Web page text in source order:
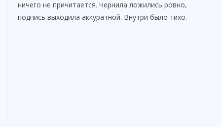
ничего не причитается. Чернила ложились ровно,
подпись выходила аккуратной. Внутри было тихо.